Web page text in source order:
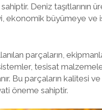
Deniz taşıtlarının
ekonomik büyümeye
parçaların,
tesisat
Bu parçaların kalitesi
öneme sahiptir.